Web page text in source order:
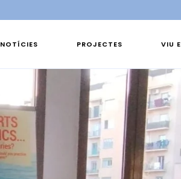
NOTÍCIES PROJECTES VIU